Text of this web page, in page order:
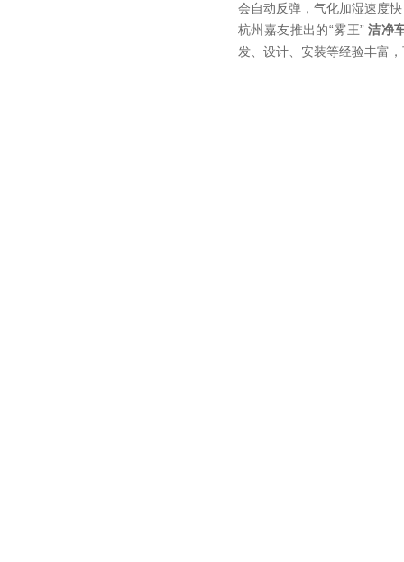
会自动反弹，气化加湿速度
杭州嘉友推出的“雾王”洁净
发、设计、安装等经验丰富